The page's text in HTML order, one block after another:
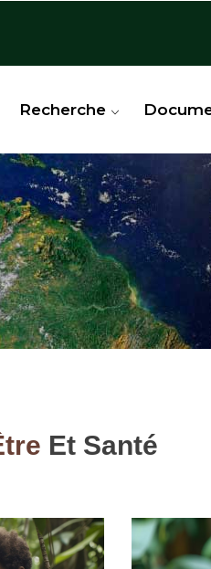
Recherche
Et Santé